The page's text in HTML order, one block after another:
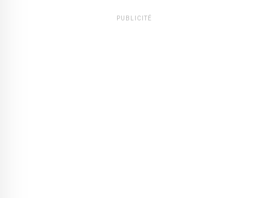
PUBLICITÉ